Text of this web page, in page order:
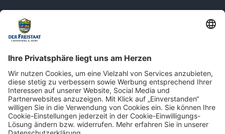
Newsletter: Jetzt auf
shop.derfreistaat.de anmelden und
einen 5€ Gutschein für unseren Online-
Shop erhalten!*